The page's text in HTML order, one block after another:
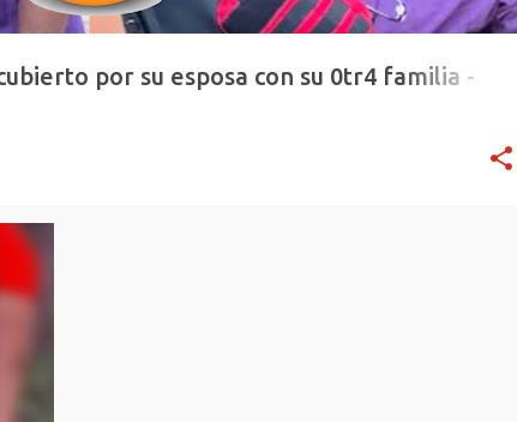
por su esposa con su 0tr4 familia -